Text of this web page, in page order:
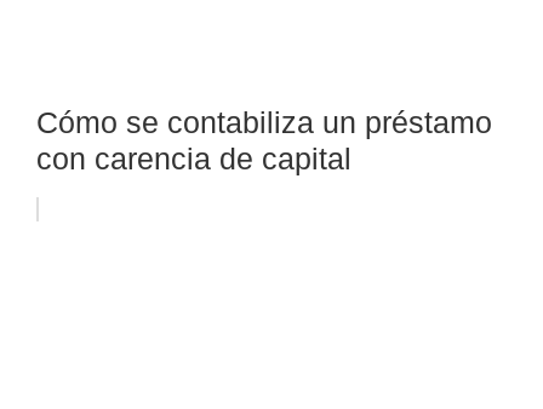
Cómo se contabiliza un préstamo
con carencia de capital